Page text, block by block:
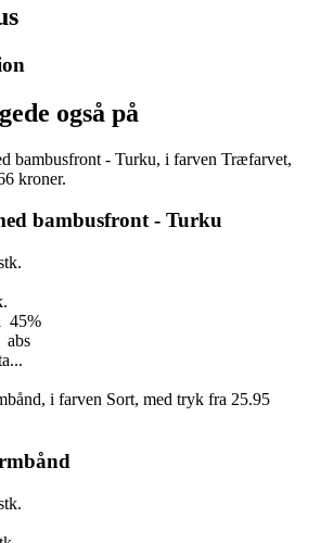
også på
bambusfront - Turku
45%
abs